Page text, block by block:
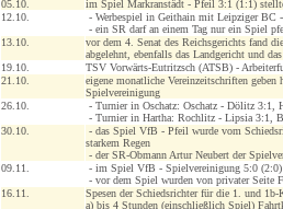
05.10.
im Spiel Markranstädt - Pfeil 3:1 (1:1)
12.10.
- Werbespiel in Geithain mit Leipziger BC
- ein SR darf an einem Tag nur ein Spiel
13.10.
vor dem 4. Senat des Reichsgerichts fand
abgelehnt, ebenfalls das Landgericht und
19.10.
TSV Vorwärts-Eutritzsch (ATSB) -
21.10.
eigene monatliche Vereinzeitschriften
Spielvereinigung
26.10.
- Turnier in Oschatz: Oschatz - Dölitz 3:1,
- Turnier in Hartha: Rochlitz - Lipsia 3:1,
30.10.
- das Spiel VfB - Pfeil wurde vom
starkem Regen
- der SR-Obmann Artur Neubert der
09.11.
- im Spiel VfB - Spielvereinigung 5:0 (2:0)
- vor dem Spiel wurden von privater Seite
16.11.
Spesen der Schiedsrichter für die 1. und 1b-
a) bis 4 Stunden (einschließlich Spiel)